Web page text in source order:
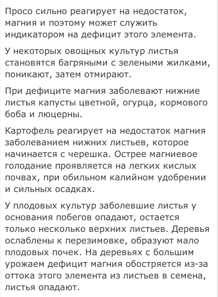
Просо сильно реагирует на недостаток,
магния и поэтому может служить
индикатором на дефицит этого элемента.
У некоторых овощных культур листья
становятся багряными с зелеными жилками,
поникают, затем отмирают.
При дефиците магния заболевают нижние
листья капусты цветной, огурца, кормового
боба и люцерны.
Картофель реагирует на недостаток магния
заболеванием нижних листьев, которое
начинается с черешка. Острее магниевое
голодание проявляется на легких кислых
почвах, при обильном калийном удобрении
и сильных осадках.
У плодовых культур заболевшие листья у
основания побегов опадают, остается
только несколько верхних листьев. Деревья
ослаблены к перезимовке, образуют мало
плодовых почек. На деревьях с большим
урожаем дефицит магния обостряется из-за
оттока этого элемента из листьев в семена,
листья опадают.